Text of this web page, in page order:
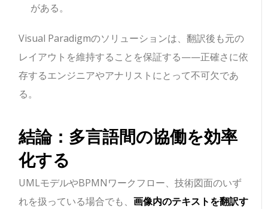
がある。
Visual Paradigmのソリューションは、翻訳後も元の
レイアウトを維持することを保証する——正確さに依
存するエンジニアやアナリストにとって不可欠であ
る。
結論：多言語間の協働を効率
化する
UMLモデルやBPMNワークフロー、技術図面のいず
れを扱っている場合でも、画像内のテキストを翻訳す